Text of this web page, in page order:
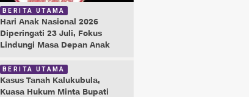
BERITA UTAMA
Hari Anak Nasional 2026
Diperingati 23 Juli, Fokus
Lindungi Masa Depan Anak
BERITA UTAMA
Kasus Tanah Kalukubula,
Kuasa Hukum Minta Bupati